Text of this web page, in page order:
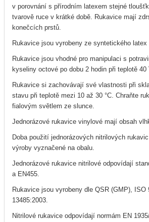
v porovnání s přírodním latexem stejné
tvarově ruce v krátké době. Rukavice mají
konečcích prstů.
Rukavice jsou vyrobeny ze syntetického latex
Rukavice jsou vhodné pro manipulaci s
kyseliny octové po dobu 2 hodin při teplotě 40
Rukavice si zachovávají své vlastnosti při
stavu při teplotě mezi 10 až 30 °C. Chraňte
fialovým světlem ze slunce.
Jednorázové rukavice vinylové mají obsah
Doba použití jednorázových nitrilových
výroby vyznačené na obalu.
Jednorázové rukavice nitrilové odpovídají
a EN455.
Rukavice jsou vyrobeny dle QSR (GMP), ISO
13485:2003.
Nitrilové rukavice odpovídají normám EN